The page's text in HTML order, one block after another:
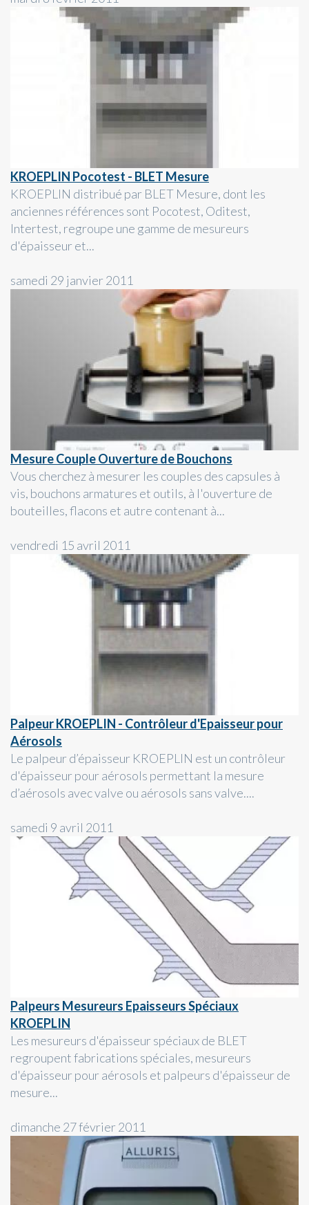
KROEPLIN Pocotest - BLET Mesure
KROEPLIN distribué par BLET Mesure, dont les
anciennes références sont Pocotest, Oditest,
Intertest, regroupe une gamme de mesureurs
d'épaisseur et...
samedi 29 janvier 2011
Mesure Couple Ouverture de Bouchons
Vous cherchez à mesurer les couples des capsules à
vis, bouchons armatures et outils, à l'ouverture de
bouteilles, flacons et autre contenant à...
vendredi 15 avril 2011
Palpeur KROEPLIN - Contrôleur d'Epaisseur pour
Aérosols
Le palpeur d’épaisseur KROEPLIN est un contrôleur
d'épaisseur pour aérosols permettant la mesure
d’aérosols avec valve ou aérosols sans valve....
samedi 9 avril 2011
Palpeurs Mesureurs Epaisseurs Spéciaux
KROEPLIN
Les mesureurs d'épaisseur spéciaux de BLET
regroupent fabrications spéciales, mesureurs
d'épaisseur pour aérosols et palpeurs d'épaisseur de
mesure...
dimanche 27 février 2011